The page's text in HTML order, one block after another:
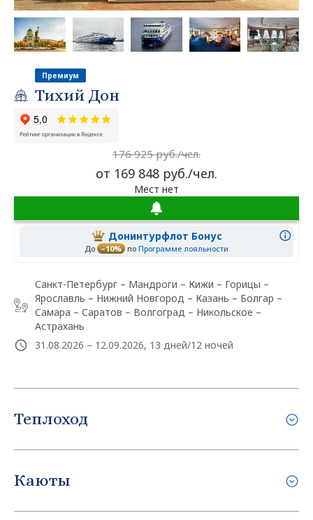
Премиум
Тихий Дон
176 925 руб./чел.
от 169 848 руб./чел.
Мест нет
Донинтурфлот Бонус
До –10% по Программе лояльности
Санкт-Петербург – Мандроги – Кижи – Горицы –
Ярославль – Нижний Новгород – Казань – Болгар –
Самара – Саратов – Волгоград – Никольское –
Астрахань
31.08.2026 – 12.09.2026, 13 дней/12 ночей
Теплоход
Каюты